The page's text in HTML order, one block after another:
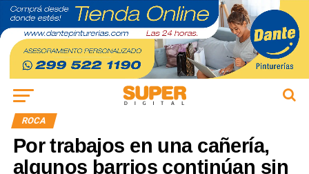
ROCA
Por trabajos en una cañería,
algunos barrios continúan sin